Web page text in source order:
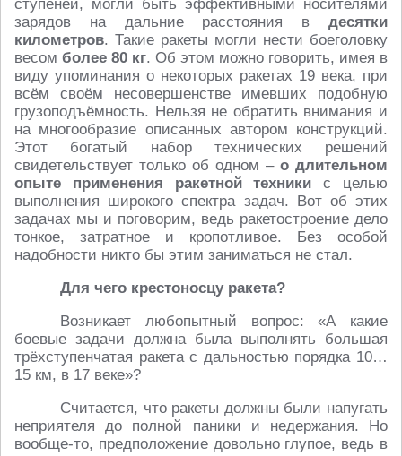
ступеней, могли быть эффективными носителями
зарядов на дальние расстояния в десятки
километров. Такие ракеты могли нести боеголовку
весом более 80 кг. Об этом можно говорить, имея в
виду упоминания о некоторых ракетах 19 века, при
всём своём несовершенстве имевших подобную
грузоподъёмность. Нельзя не обратить внимания и
на многообразие описанных автором конструкций.
Этот богатый набор технических решений
свидетельствует только об одном – о длительном
опыте применения ракетной техники с целью
выполнения широкого спектра задач. Вот об этих
задачах мы и поговорим, ведь ракетостроение дело
тонкое, затратное и кропотливое. Без особой
надобности никто бы этим заниматься не стал.
Для чего крестоносцу ракета?
Возникает любопытный вопрос: «А какие
боевые задачи должна была выполнять большая
трёхступенчатая ракета с дальностью порядка 10…
15 км, в 17 веке»?
Считается, что ракеты должны были напугать
неприятеля до полной паники и недержания. Но
вообще-то, предположение довольно глупое, ведь в